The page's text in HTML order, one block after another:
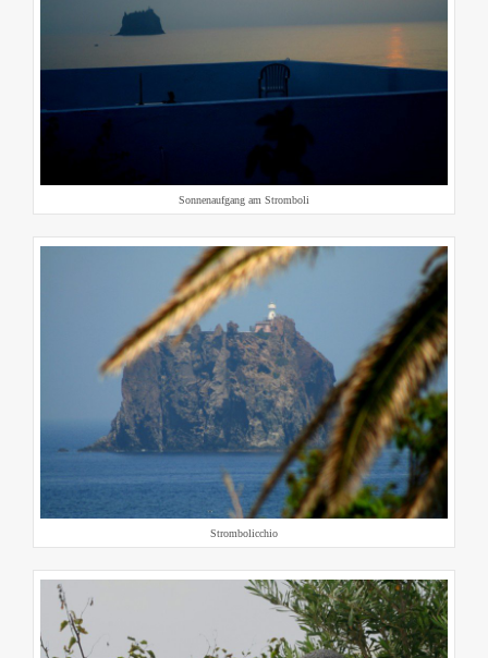
Sonnenaufgang am Stromboli
Strombolicchio